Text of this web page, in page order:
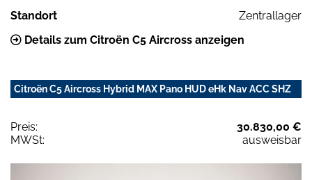
Standort
Zentrallager
Details zum Citroën C5 Aircross anzeigen
Citroën C5 Aircross Hybrid MAX Pano HUD eHk Nav ACC SHZ
Preis:
30.830,00 €
MWSt:
ausweisbar